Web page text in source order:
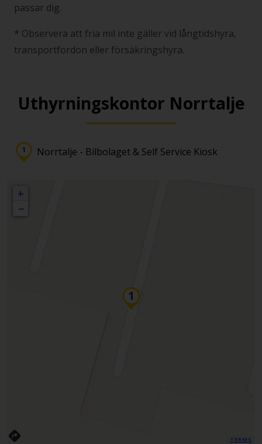
passar dig.
* Observera att fria mil inte gäller vid långtidshyra,
transportfordon eller försäkringshyra.
Uthyrningskontor Norrtalje
Norrtalje - Bilbolaget & Self Service Kiosk
+
−
TERMS